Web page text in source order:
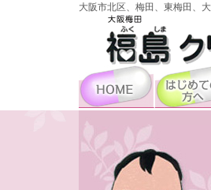
大阪市北区、梅田、東梅田、